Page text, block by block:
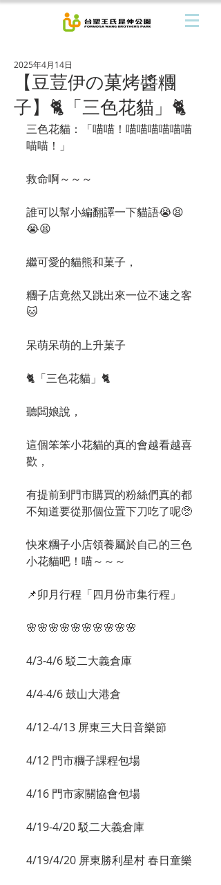
【豆荳伊の菓烤醬糰
子】🐈「三色花貓」🐈
2025年4月14日
三色花貓：「喵喵！喵喵喵喵喵喵
喵喵！」
救命啊～～～
誰可以幫小編翻譯一下貓語😭😫
😭😫
繼可愛的貓熊和菓子，
糰子店竟然又跳出來一位不速之客
🐱
呆萌呆萌的上升菓子
🐈「三色花貓」🐈
聽闆娘說，
這個笨笨小花貓的真的會越看越喜
歡，
有提前到門市購買的粉絲們真的都
不知道要從那個位置下刀吃了呢🥺
快來糰子小店領養屬於自己的三色
小花貓吧！喵～～～
📌卯月行程「四月份市集行程」
🌸🌸🌸🌸🌸🌸🌸🌸🌸🌸
4/3-4/6 駁二大義倉庫
4/4-4/6 鼓山大港倉
4/12-4/13 屏東三大日音樂節
4/12 門市糰子課程包場
4/16 門市家關協會包場
4/19-4/20 駁二大義倉庫
4/19/4/20 屏東勝利星村 春日童樂